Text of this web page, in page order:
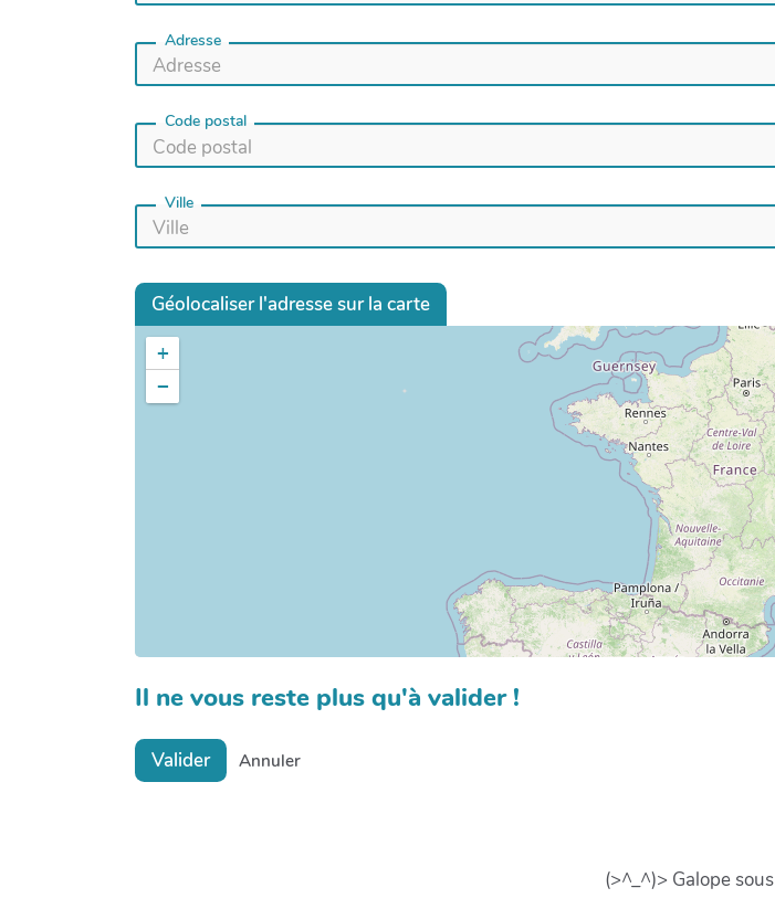
Adresse
Code postal
Ville
Géolocaliser l'adresse sur la carte
+
−
Il ne vous reste plus qu'à valider !
Valider Annuler
(>^_^)> Galope sous